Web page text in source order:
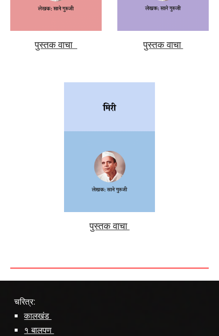
पुस्तक वाचा पुस्तक वाचा
पुस्तक वाचा
चरित्र:
कालखंड
१ बालपण